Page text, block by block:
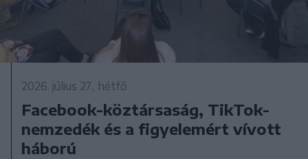
2026. július 27., hétfő
Facebook-köztársaság, TikTok-
nemzedék és a figyelemért vívott
háború